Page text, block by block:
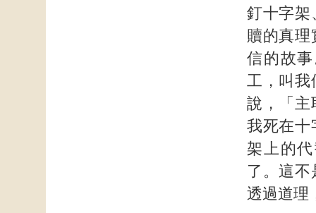
釘十字架
贖的真理
信的故
工，叫我
說，「主
我死在十
架上的
了。這
透過道理